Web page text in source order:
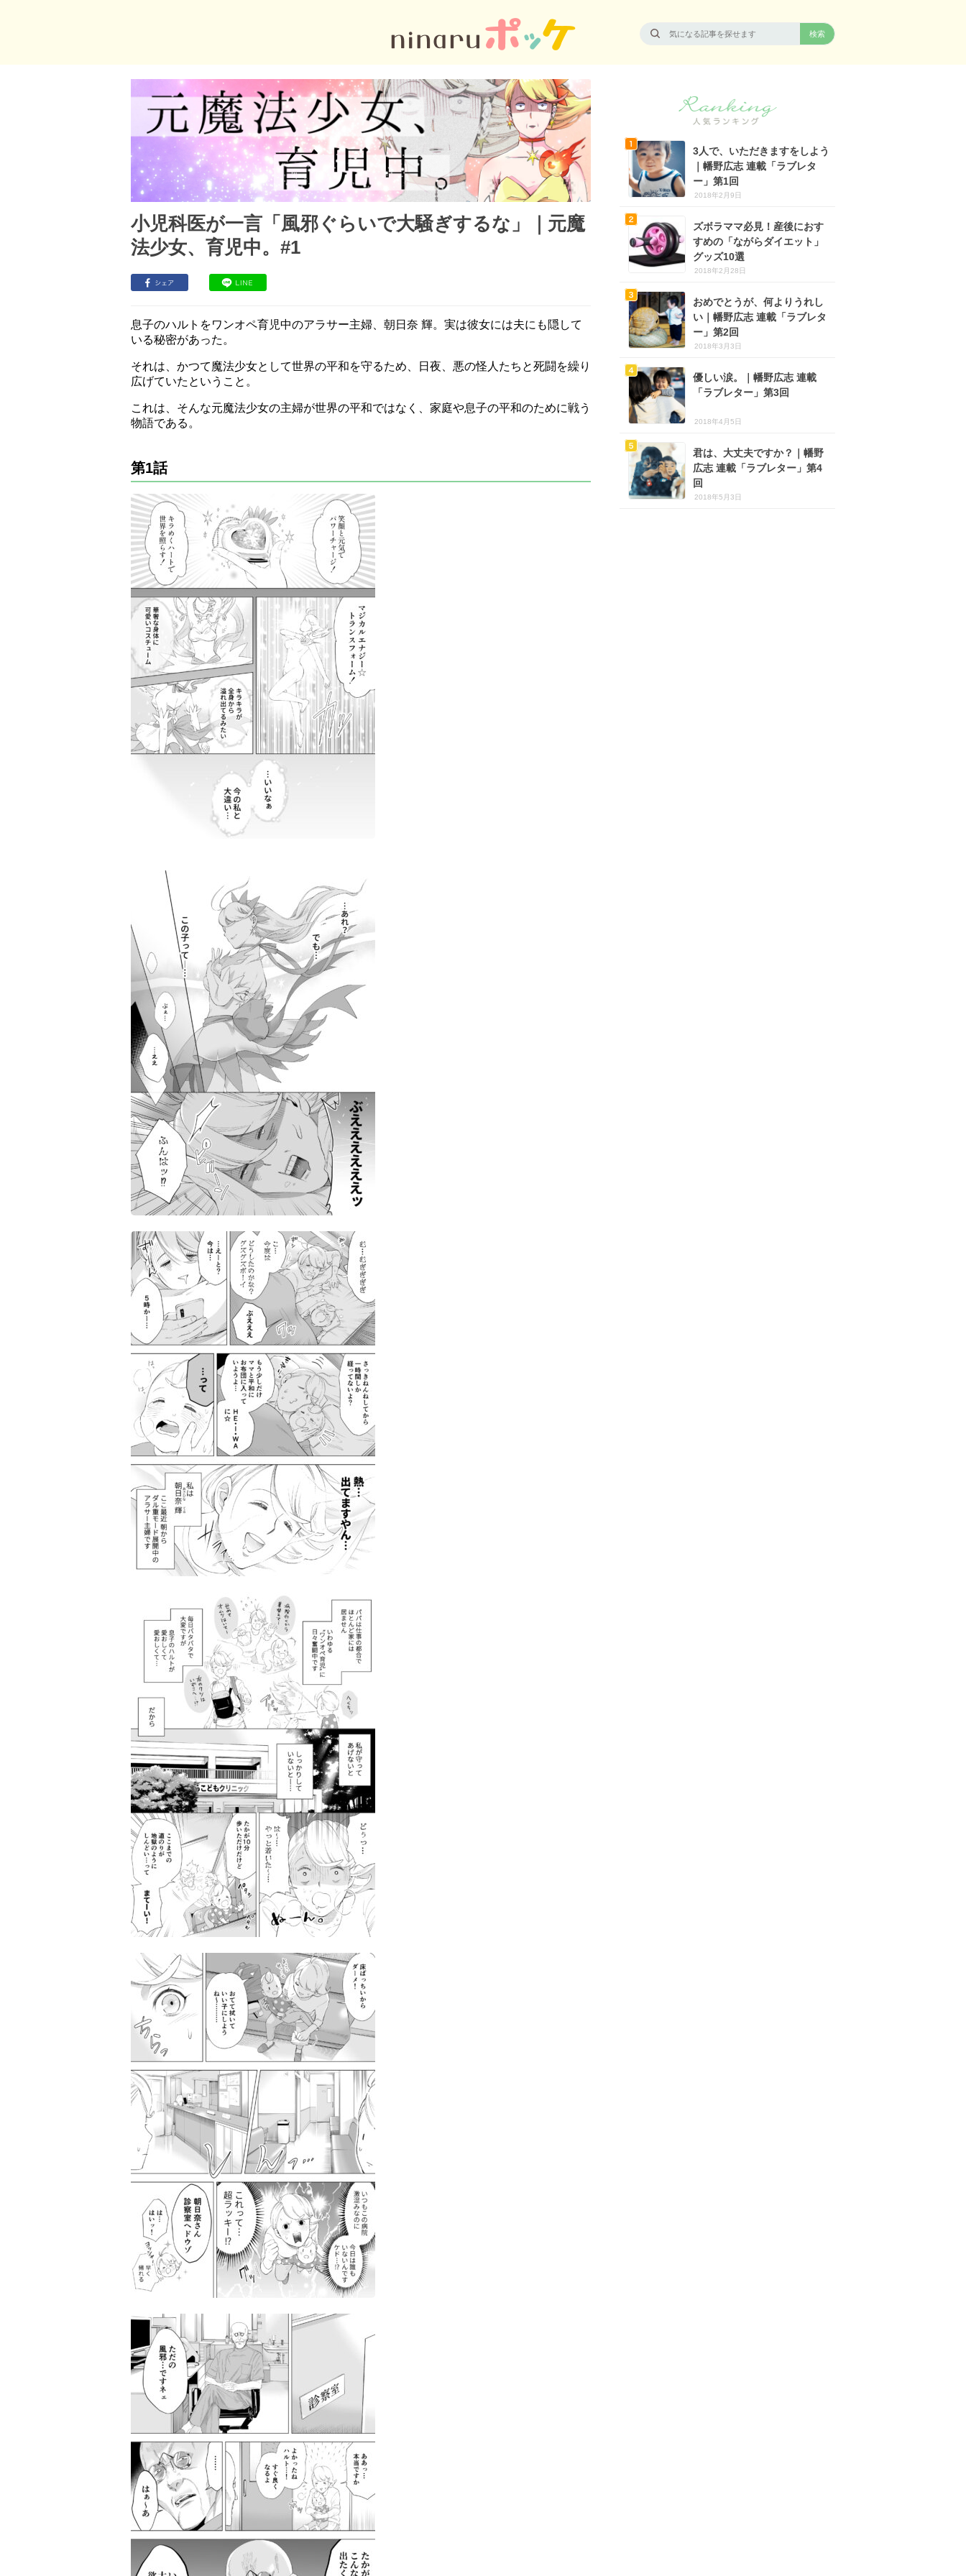
小児科医が一言「風邪ぐらいで大騒ぎするな」｜元魔
法少女、育児中。#1
息子のハルトをワンオペ育児中のアラサー主婦、朝日奈 輝。実は彼女には夫にも隠して
いる秘密があった。
それは、かつて魔法少女として世界の平和を守るため、日夜、悪の怪人たちと死闘を繰り
広げていたということ。
これは、そんな元魔法少女の主婦が世界の平和ではなく、家庭や息子の平和のために戦う
物語である。
第1話
3人で、いただきますをしよう
｜幡野広志 連載「ラブレタ
ー」第1回
2018年2月9日
ズボラママ必見！産後におす
すめの「ながらダイエット」
グッズ10選
2018年2月28日
おめでとうが、何よりうれし
い｜幡野広志 連載「ラブレタ
ー」第2回
2018年3月3日
優しい涙。｜幡野広志 連載
「ラブレター」第3回
2018年4月5日
君は、大丈夫ですか？｜幡野
広志 連載「ラブレター」第4
回
2018年5月3日